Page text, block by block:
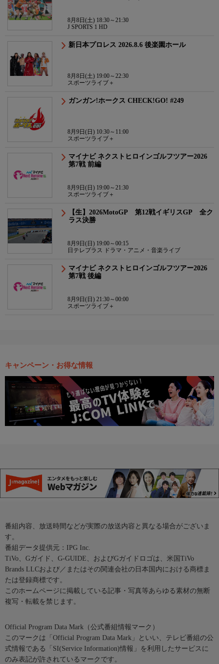
8月8日(土) 18:30～21:30
J SPORTS 1 HD
新日本プロレス 2026.8.6 後楽園ホール
8月8日(土) 19:00～22:30
スポーツライブ＋
ガンガン!ホークス CHECK!GO! #249
8月9日(日) 10:30～11:00
スポーツライブ＋
マイナビ ネクストヒロインゴルフツアー2026
第7戦 前編
8月9日(日) 19:00～21:30
スポーツライブ＋
【生】2026MotoGP 第12戦イギリスGP 全ク
ラス決勝
8月9日(日) 19:00～00:15
日テレプラス ドラマ・アニメ・音楽ライブ
マイナビ ネクストヒロインゴルフツアー2026
第7戦 後編
8月9日(日) 21:30～00:00
スポーツライブ＋
キャンペーン・お得な情報
番組内容、放送時間などが実際の放送内容と異なる場合がございま
す。
番組データ提供元：IPG Inc.
TiVo、Gガイド、G-GUIDE、およびGガイドロゴは、米国TiVo
Brands LLCおよび／またはその関連会社の日本国内における商標ま
たは登録商標です。
このホームページに掲載している記事・写真等あらゆる素材の無断
複写・転載を禁じます。
Official Program Data Mark（公式番組情報マーク）
このマークは「Official Program Data Mark」といい、テレビ番組の公
式情報である「SI(Service Information)情報」を利用したサービスに
のみ表記が許されているマークです。